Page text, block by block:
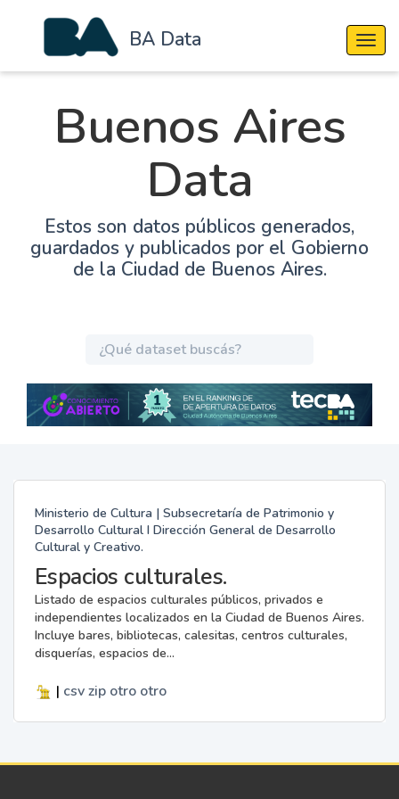
BA Data
Buenos Aires
Data
Estos son datos públicos generados,
guardados y publicados por el Gobierno
de la Ciudad de Buenos Aires.
Ministerio de Cultura | Subsecretaría de Patrimonio y
Desarrollo Cultural I Dirección General de Desarrollo
Cultural y Creativo.
Espacios culturales.
Listado de espacios culturales públicos, privados e
independientes localizados en la Ciudad de Buenos Aires.
Incluye bares, bibliotecas, calesitas, centros culturales,
disquerías, espacios de...
| csv zip otro otro